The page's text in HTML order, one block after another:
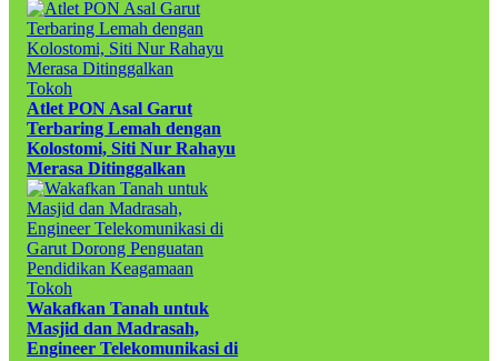
Tokoh
Atlet PON Asal Garut
Terbaring Lemah dengan
Kolostomi, Siti Nur Rahayu
Merasa Ditinggalkan
Tokoh
Wakafkan Tanah untuk
Masjid dan Madrasah,
Engineer Telekomunikasi di